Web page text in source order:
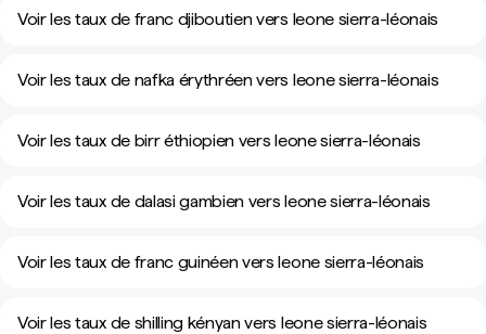
Voir les taux de franc djiboutien vers leone sierra-léonais
Voir les taux de nafka érythréen vers leone sierra-léonais
Voir les taux de birr éthiopien vers leone sierra-léonais
Voir les taux de dalasi gambien vers leone sierra-léonais
Voir les taux de franc guinéen vers leone sierra-léonais
Voir les taux de shilling kényan vers leone sierra-léonais